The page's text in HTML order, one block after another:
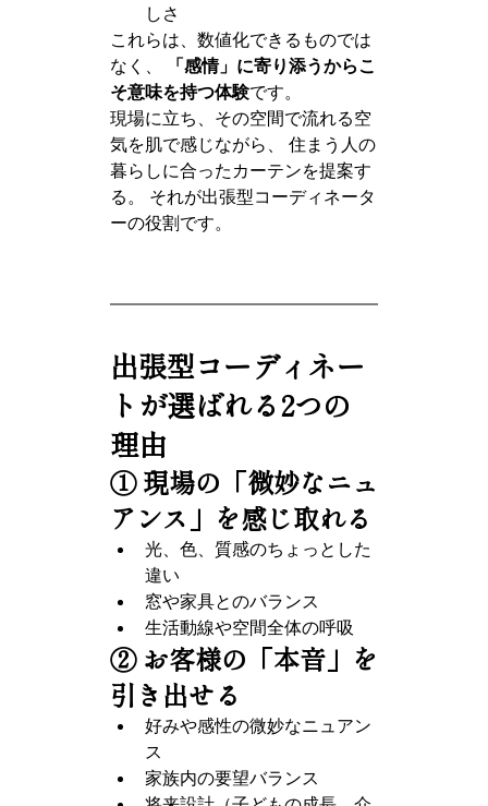
しさ
これらは、数値化できるものでは
なく、
「感情」に寄り添うからこ
そ意味を持つ体験です。
現場に立ち、その空間で流れる空
気を肌で感じながら、 住まう人の
暮らしに合ったカーテンを提案す
る。 それが出張型コーディネータ
ーの役割です。
出張型コーディネー
トが選ばれる2つの
理由
① 現場の「微妙なニュ
アンス」を感じ取れる
光、色、質感のちょっとした
違い
窓や家具とのバランス
生活動線や空間全体の呼吸
② お客様の「本音」を
引き出せる
好みや感性の微妙なニュアン
ス
家族内の要望バランス